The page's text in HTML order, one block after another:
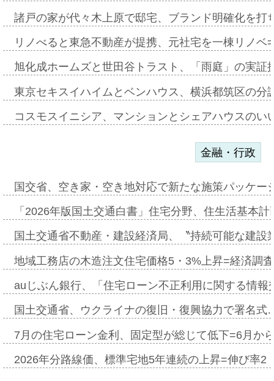
諸戸の家が代々木上原で邸宅、ブランド明確化を
リノべると東急不動産が提携、元社宅を一棟リノ
旭化成ホームズと世田谷トラスト、「雨庭」の実
東京セキスイハイムとベンハウス、横浜都筑区の
コスモスイニシア、マンションとシェアハウスの
金融・行政
国交省、空き家・空き地対応で新たな施策パッケ
「2026年版国土交通白書」住宅分野、住生活基本
国土交通省不動産・建設経済局、〝持続可能な建
地域工務店の木造注文住宅価格5・3%上昇=経済調
auじぶん銀行、「住宅ローン不正利用に関する情
国土交通省、ウクライナの復旧・復興協力で署名
7月の住宅ローン金利、固定型が総じて低下=6月か
2026年分路線価、標準宅地5年連続の上昇=伸び率